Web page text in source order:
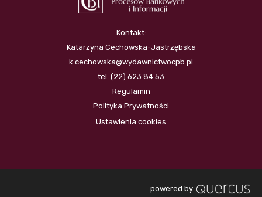
Kontakt:
Katarzyna Cechowska-Jastrzębska
k.cechowska@wydawnictwocpb.pl
tel. (22) 623 84 53
Regulamin
Polityka Prywatności
Ustawienia cookies
powered by